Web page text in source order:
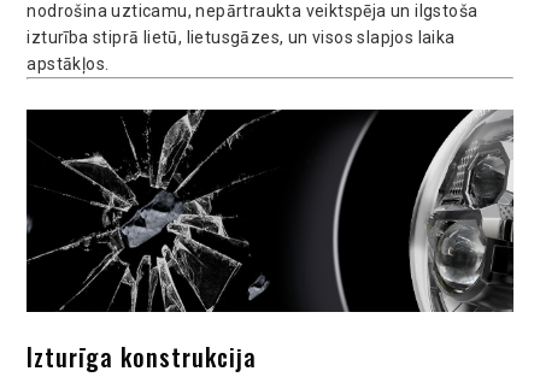
nodrošina uzticamu, nepārtraukta veiktspēja un ilgstoša
izturība stiprā lietū, lietusgāzes, un visos slapjos laika
apstākļos.
Izturīga konstrukcija